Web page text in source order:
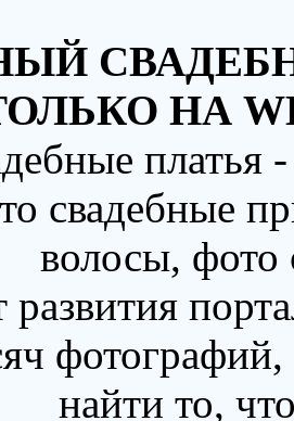
НА
свадебные
волосы,
развития
найти то,